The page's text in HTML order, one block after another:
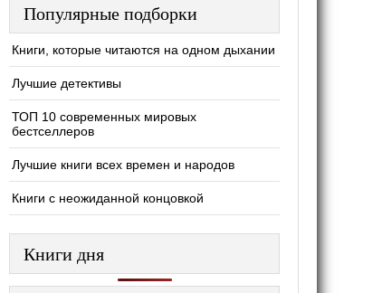
Популярные подборки
Книги, которые читаются на одном дыхании
Лучшие детективы
ТОП 10 современных мировых
бестселлеров
Лучшие книги всех времен и народов
Книги с неожиданной концовкой
Книги дня